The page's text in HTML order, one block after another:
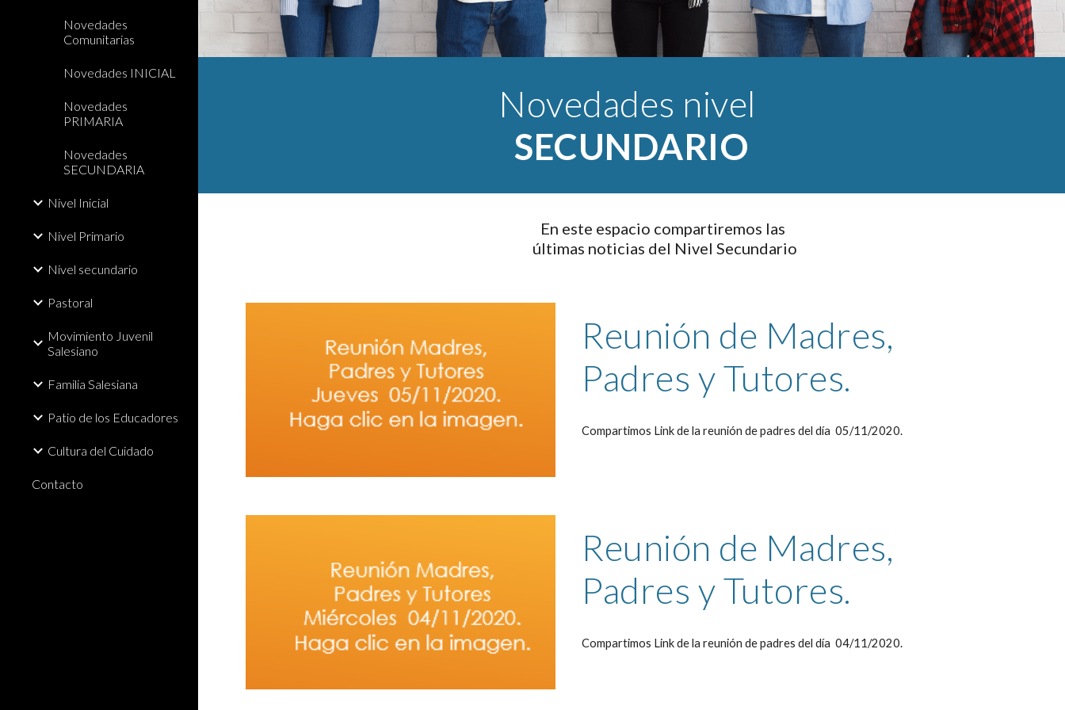
Novedades
Comunitarias
Novedades INICIAL
Novedades
PRIMARIA
Novedades
SECUNDARIA
Nivel Inicial
Nivel Primario
Nivel secundario
Pastoral
Movimiento Juvenil
Salesiano
Familia Salesiana
Patio de los Educadores
Cultura del Cuidado
Contacto
SECUNDARIO
En este espacio compartiremos las
últimas noticias del Nivel Secundario
Reunión de Madres,
Padres y Tutores.
Compartimos Link de la reunión de padres del día  05/11/2020.
Reunión de Madres,
Padres y Tutores.
Compartimos Link de la reunión de padres del día  04/11/2020.